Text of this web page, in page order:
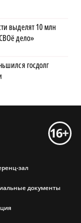
выделят 10 млн
дело»
госдолг
зал
документы